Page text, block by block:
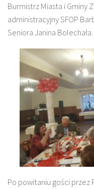
Burmistrz Miasta i Gminy
administracyjny SFOP
Seniora Janina Bolechała.
Po powitaniu gości przez